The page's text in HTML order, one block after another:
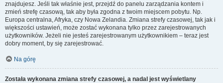
znajdujesz. Jeśli tak właśnie jest, przejdź do panelu zarządzania kontem i
zmień strefę czasową, tak aby była zgodna z twoim miejscem pobytu. Np.
Europa centralna, Afryka, czy Nowa Zelandia. Zmiana strefy czasowej, tak jak i
większości ustawień, może zostać wykonana tylko przez zarejestrowanych
użytkowników. Jeżeli nie jesteś zarejestrowanym użytkownikiem – teraz jest
dobry moment, by się zarejestrować.
Na górę
Została wykonana zmiana strefy czasowej, a nadal jest wyświetlany